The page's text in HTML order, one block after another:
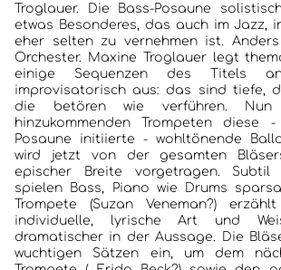
Troglauer. Die Bass-Posaune
etwas Besonderes, das auch im Jazz,
eher selten zu vernehmen ist.
Orchester. Maxine Troglauer legt
einige Sequenzen des Titels
improvisatorisch aus: das sind tiefe,
die betören wie verführen.
hinzukommenden Trompeten diese
Posaune initiierte - wohltönende
wird jetzt von der gesamten
epischer Breite vorgetragen. Subtil
spielen Bass, Piano wie Drums
Trompete (Suzan Veneman?)
individuelle, lyrische Art und
dramatischer in der Aussage. Die
wuchtigen Sätzen ein, um dem